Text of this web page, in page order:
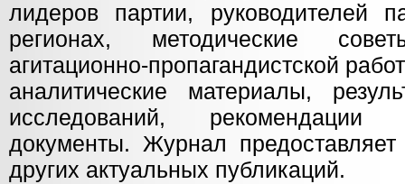
лидеров партии, руководителей
регионах, методические
агитационно-пропагандистской
аналитические материалы,
исследований,
документы. Журнал
других актуальных публикаций.